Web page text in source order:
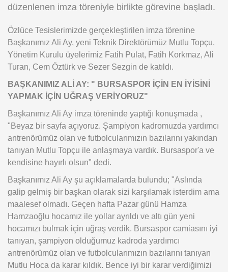
iOS
düzenlenen imza töreniyle birlikte görevine başladı.
Özlüce Tesislerimizde gerçekleştirilen imza törenine
Başkanımız Ali Ay, yeni Teknik Direktörümüz Mutlu Topçu,
Yönetim Kurulu üyelerimiz Fatih Pulat, Fatih Korkmaz, Ali
Turan, Cem Öztürk ve Sezer Sezgin de katıldı.
BAŞKANIMIZ ALİ AY: " BURSASPOR İÇİN EN İYİSİNİ
YAPMAK İÇİN UĞRAŞ VERİYORUZ"
Başkanımız Ali Ay imza töreninde yaptığı konuşmada ,
"Beyaz bir sayfa açıyoruz. Şampiyon kadromuzda yardımcı
antrenörümüz olan ve futbolcularımızın bazılarını yakından
tanıyan Mutlu Topçu ile anlaşmaya vardık. Bursaspor'a ve
kendisine hayırlı olsun" dedi.
Başkanımız Ali Ay şu açıklamalarda bulundu; "Aslında
galip gelmiş bir başkan olarak sizi karşılamak isterdim ama
maalesef olmadı. Geçen hafta Pazar günü Hamza
Hamzaoğlu hocamız ile yollar ayrıldı ve altı gün yeni
hocamızı bulmak için uğraş verdik. Bursaspor camiasını iyi
tanıyan, şampiyon olduğumuz kadroda yardımcı
antrenörümüz olan ve futbolcularımızın bazılarını tanıyan
Mutlu Hoca da karar kıldık. Bence iyi bir karar verdiğimizi